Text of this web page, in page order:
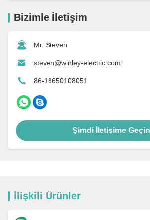
Bizimle İletişim
Mr. Steven
steven@winley-electric.com
86-18650108051
Şimdi İletişime Geçin
İlişkili Ürünler